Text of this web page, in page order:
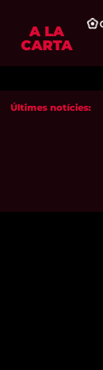
A LA
CARTA
Últimes notícies: